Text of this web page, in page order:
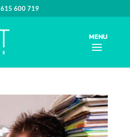
615 600 719